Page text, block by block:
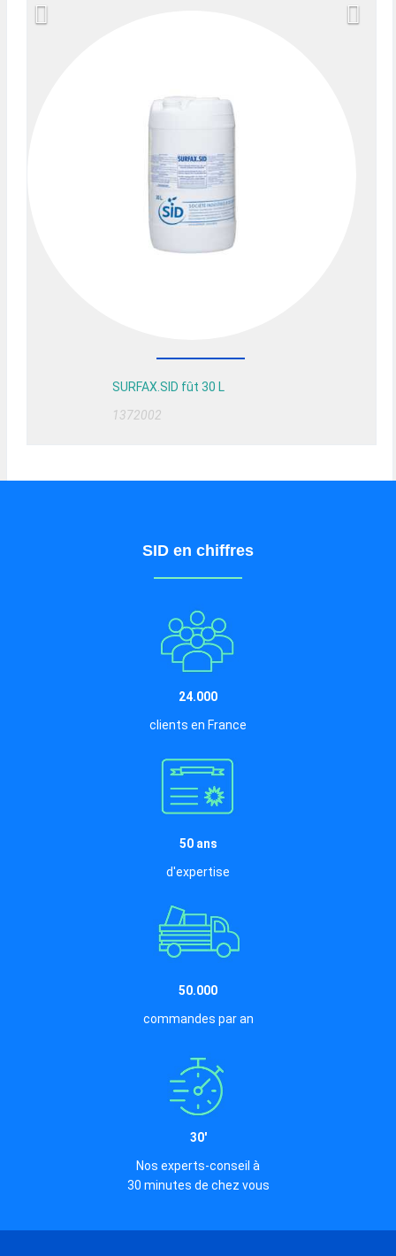
SURFAX.SID fût 30 L
1372002
SID en chiffres
24.000
clients en France
50 ans
d'expertise
50.000
commandes par an
30'
Nos experts-conseil à
30 minutes de chez vous